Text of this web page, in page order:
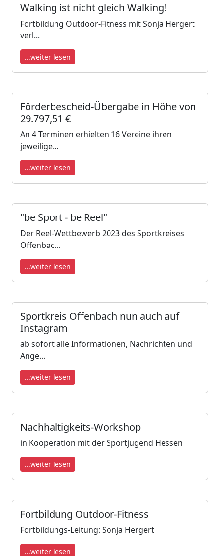
Walking ist nicht gleich Walking!
Fortbildung Outdoor-Fitness mit Sonja Hergert
verl...
...weiter lesen
Förderbescheid-Übergabe in Höhe von
29.797,51 €
An 4 Terminen erhielten 16 Vereine ihren
jeweilige...
...weiter lesen
"be Sport - be Reel"
Der Reel-Wettbewerb 2023 des Sportkreises
Offenbac...
...weiter lesen
Sportkreis Offenbach nun auch auf
Instagram
ab sofort alle Informationen, Nachrichten und
Ange...
...weiter lesen
Nachhaltigkeits-Workshop
in Kooperation mit der Sportjugend Hessen
...weiter lesen
Fortbildung Outdoor-Fitness
Fortbildungs-Leitung: Sonja Hergert
...weiter lesen